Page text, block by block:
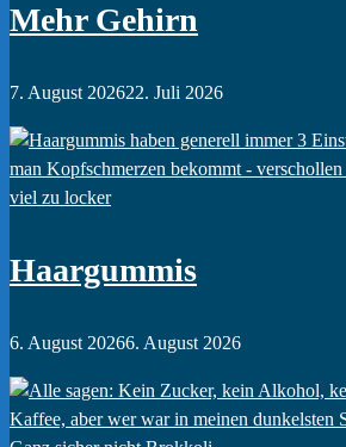
Mehr Gehirn
7. August 202622. Juli 2026
Haargummis
6. August 20266. August 2026